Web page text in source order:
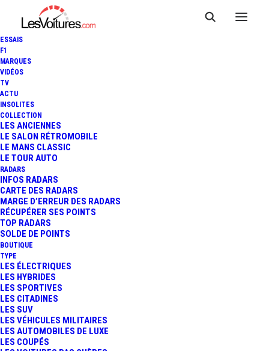
ESSAIS
F1
MARQUES
VIDÉOS
TV
ACTU
INSOLITES
COLLECTION
LES ANCIENNES
LE SALON RÉTROMOBILE
LE MANS CLASSIC
LE TOUR AUTO
RADARS
INFOS RADARS
CARTE DES RADARS
MARGE D’ERREUR DES RADARS
RÉCUPÉRER SES POINTS
TOP RADARS
SOLDE DE POINTS
BOUTIQUE
TYPE
LES ÉLECTRIQUES
LES HYBRIDES
LES SPORTIVES
LES CITADINES
LES SUV
LES VÉHICULES MILITAIRES
LES AUTOMOBILES DE LUXE
LES COUPÉS
AUTOMATIQUE DÉBARQUE
AUX ETATS-UNIS (VIDÉO)
1 Minute